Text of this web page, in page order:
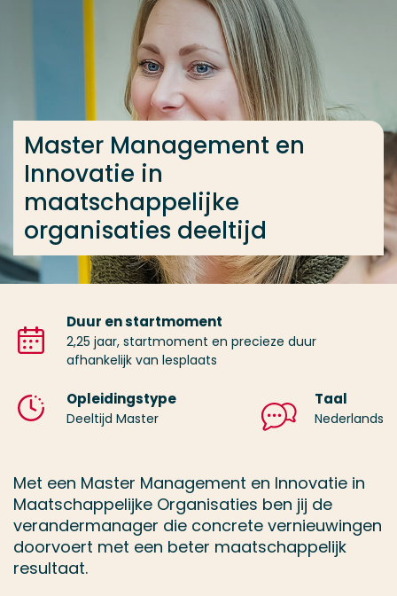
Ga direct naar de content
... > Master Management en Innovatie in
Master Management en
Innovatie in
maatschappelijke
organisaties deeltijd
Duur en startmoment
2,25 jaar, startmoment en precieze duur
afhankelijk van lesplaats
Opleidingstype
Deeltijd Master
Taal
Nederlands
Met een Master Management en Innovatie in
Maatschappelijke Organisaties ben jij de
verandermanager die concrete vernieuwingen
doorvoert met een beter maatschappelijk
resultaat.
Veel gezocht
Opleiding
Contact